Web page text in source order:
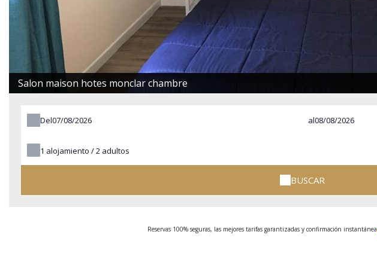
Salon maison hotes monclar chambre
Del al
1 alojamiento /2 adultos
BUSCAR
Reservas 100% seguras, las mejores tarifas garantizadas y confirmación instantánea